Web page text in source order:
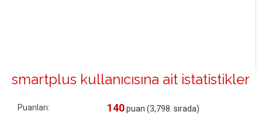
smartplus kullanıcısına ait istatistikler
Puanları: 140puan (3,798 . sırada)